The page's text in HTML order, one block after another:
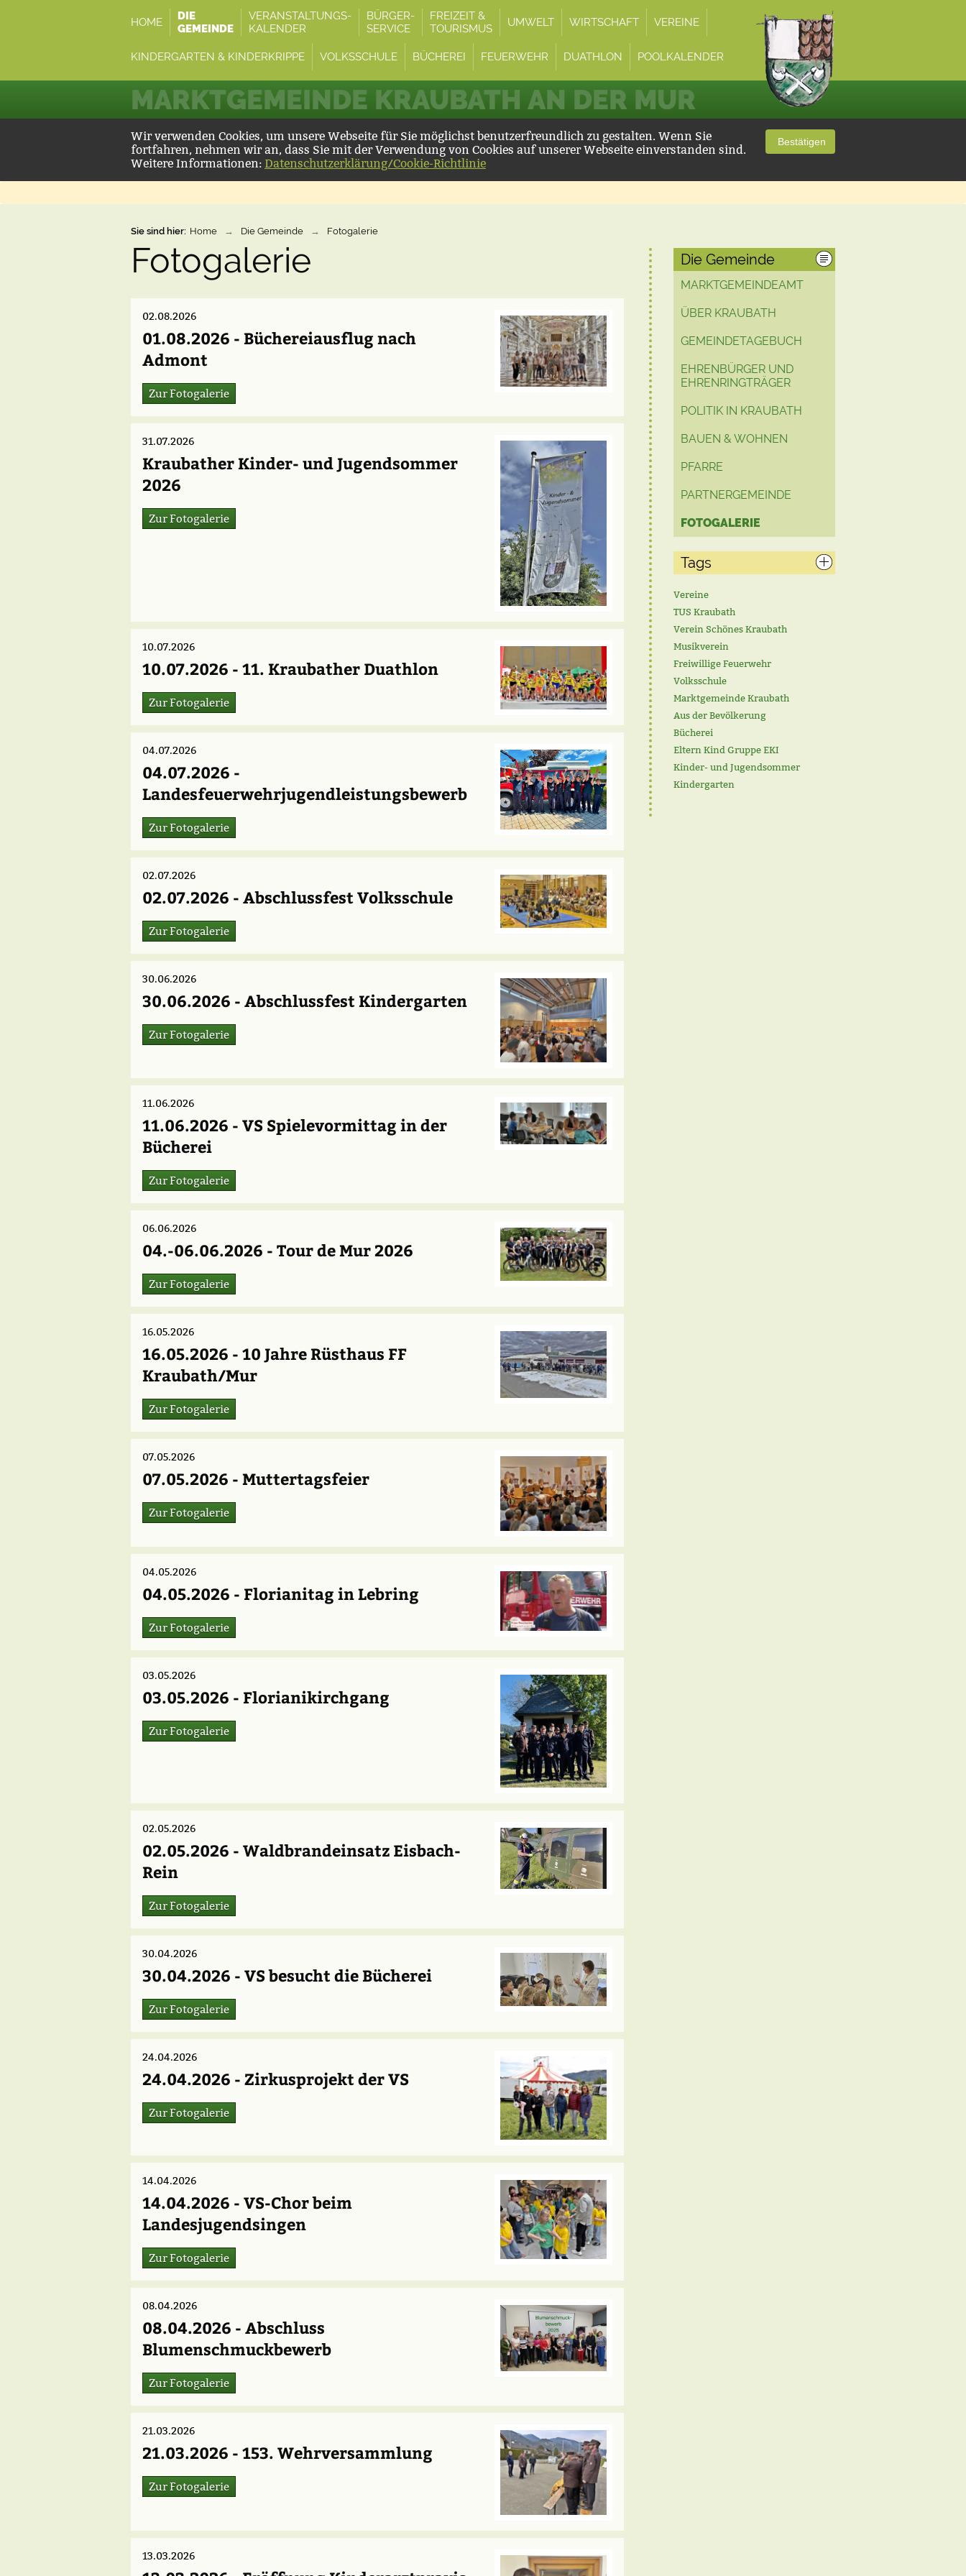
HOME
DIE
GEMEINDE
VERANSTALTUNGS-
KALENDER
BÜRGER-
SERVICE
FREIZEIT &
TOURISMUS
UMWELT WIRTSCHAFT VEREINE
KINDERGARTEN & KINDERKRIPPE VOLKSSCHULE BÜCHEREI FEUERWEHR DUATHLON POOLKALENDER
MARKTGEMEINDE KRAUBATH AN DER MUR
Wir verwenden Cookies, um unsere Webseite für Sie möglichst benutzerfreundlich zu gestalten. Wenn Sie
fortfahren, nehmen wir an, dass Sie mit der Verwendung von Cookies auf unserer Webseite einverstanden sind.
Weitere Informationen: Datenschutzerklärung/Cookie-Richtlinie
Bestätigen
Sie sind hier: Home → Die Gemeinde → Fotogalerie
Fotogalerie
02.08.2026
01.08.2026 - Büchereiausflug nach
Admont
Zur Fotogalerie
31.07.2026
Kraubather Kinder- und Jugendsommer
2026
Zur Fotogalerie
10.07.2026
10.07.2026 - 11. Kraubather Duathlon
Zur Fotogalerie
04.07.2026
04.07.2026 -
Landesfeuerwehrjugendleistungsbewerb
Zur Fotogalerie
02.07.2026
02.07.2026 - Abschlussfest Volksschule
Zur Fotogalerie
30.06.2026
30.06.2026 - Abschlussfest Kindergarten
Zur Fotogalerie
11.06.2026
11.06.2026 - VS Spielevormittag in der
Bücherei
Zur Fotogalerie
06.06.2026
04.-06.06.2026 - Tour de Mur 2026
Zur Fotogalerie
16.05.2026
16.05.2026 - 10 Jahre Rüsthaus FF
Kraubath/Mur
Zur Fotogalerie
07.05.2026
07.05.2026 - Muttertagsfeier
Zur Fotogalerie
04.05.2026
04.05.2026 - Florianitag in Lebring
Zur Fotogalerie
03.05.2026
03.05.2026 - Florianikirchgang
Zur Fotogalerie
02.05.2026
02.05.2026 - Waldbrandeinsatz Eisbach-
Rein
Zur Fotogalerie
30.04.2026
30.04.2026 - VS besucht die Bücherei
Zur Fotogalerie
24.04.2026
24.04.2026 - Zirkusprojekt der VS
Zur Fotogalerie
14.04.2026
14.04.2026 - VS-Chor beim
Landesjugendsingen
Zur Fotogalerie
08.04.2026
08.04.2026 - Abschluss
Blumenschmuckbewerb
Zur Fotogalerie
21.03.2026
21.03.2026 - 153. Wehrversammlung
Zur Fotogalerie
13.03.2026
Die Gemeinde
MARKTGEMEINDEAMT
ÜBER KRAUBATH
GEMEINDETAGEBUCH
EHRENBÜRGER UND
EHRENRINGTRÄGER
POLITIK IN KRAUBATH
BAUEN & WOHNEN
PFARRE
PARTNERGEMEINDE
FOTOGALERIE
Tags
Vereine
TUS Kraubath
Verein Schönes Kraubath
Musikverein
Freiwillige Feuerwehr
Volksschule
Marktgemeinde Kraubath
Aus der Bevölkerung
Bücherei
Eltern Kind Gruppe EKI
Kinder- und Jugendsommer
Kindergarten